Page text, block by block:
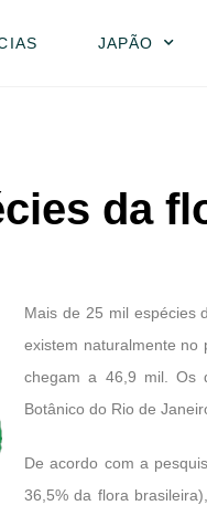
JAPÃO
da
Mais de 25 mil espécies
existem naturalmente no
chegam a 46,9 mil. Os
Botânico do Rio de
De acordo com a
36,5% da flora